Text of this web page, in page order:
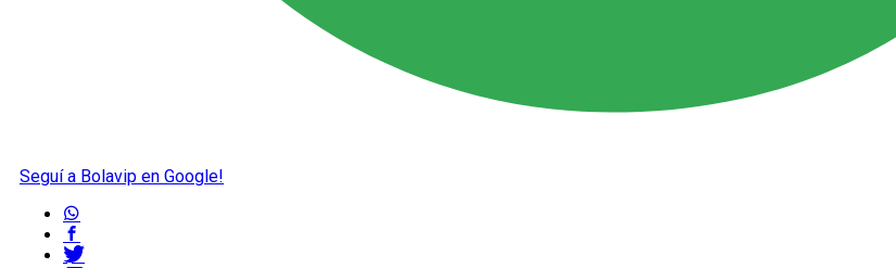
Seguí a Bolavip en Google!